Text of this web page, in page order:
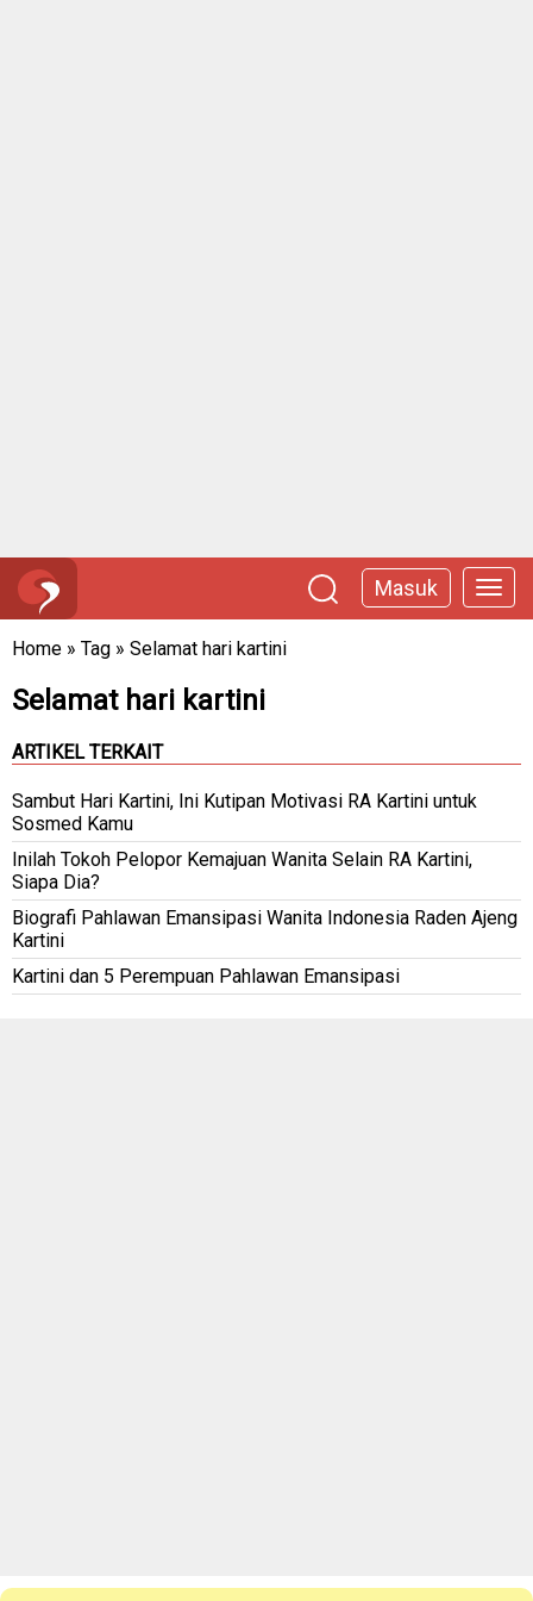
Masuk
Home » Tag » Selamat hari kartini
Selamat hari kartini
ARTIKEL TERKAIT
Sambut Hari Kartini, Ini Kutipan Motivasi RA Kartini untuk
Sosmed Kamu
Inilah Tokoh Pelopor Kemajuan Wanita Selain RA Kartini,
Siapa Dia?
Biografi Pahlawan Emansipasi Wanita Indonesia Raden Ajeng
Kartini
Kartini dan 5 Perempuan Pahlawan Emansipasi